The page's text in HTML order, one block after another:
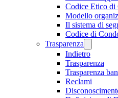
Codice Etico di
Modello
Il sistema di
Codice di
Trasparenza
Indietro
Trasparenza
Trasparenza
Reclami